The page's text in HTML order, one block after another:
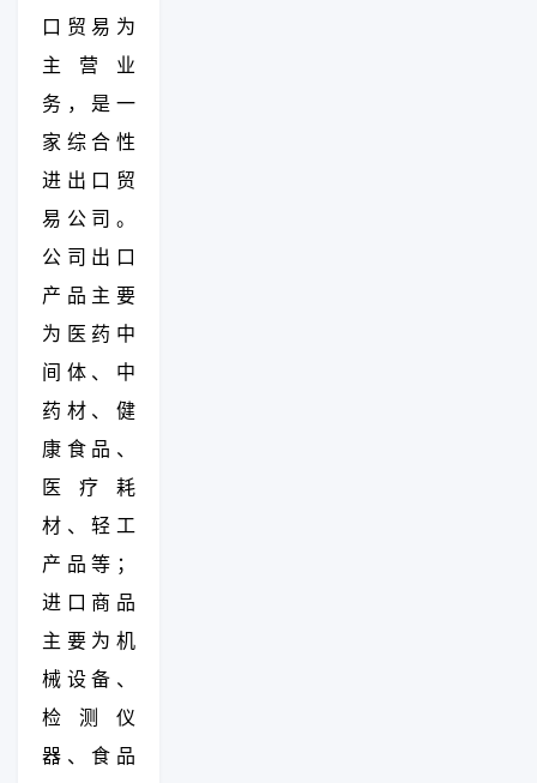
口贸易为
主营业
务，是一
家综合性
进出口贸
易公司。
公司出口
产品主要
为医药中
间体、中
药材、健
康食品、
医疗耗
材、轻工
产品等；
进口商品
主要为机
械设备、
检测仪
器、食品